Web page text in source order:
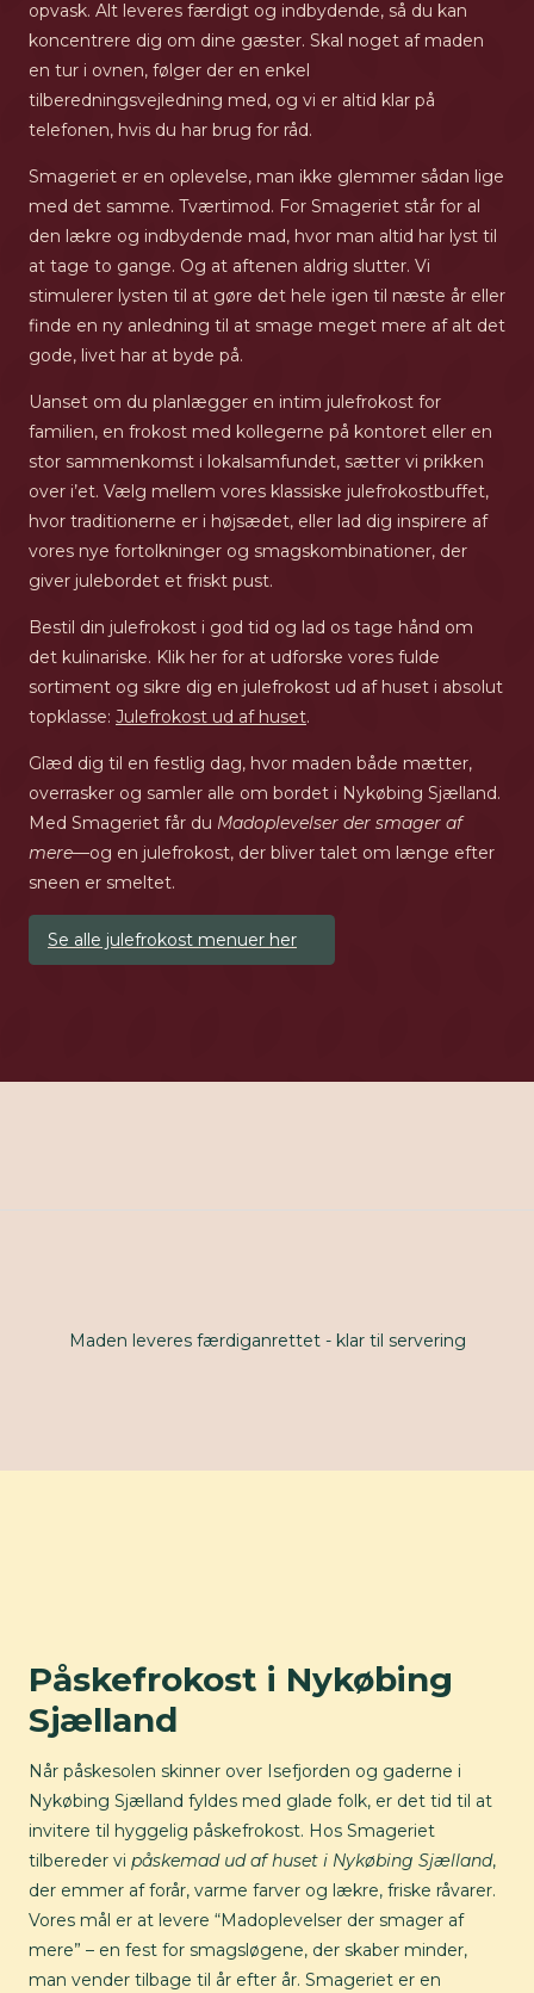
opvask. Alt leveres færdigt og indbydende, så du kan
koncentrere dig om dine gæster. Skal noget af maden
en tur i ovnen, følger der en enkel
tilberedningsvejledning med, og vi er altid klar på
telefonen, hvis du har brug for råd.
Smageriet er en oplevelse, man ikke glemmer sådan lige
med det samme. Tværtimod. For Smageriet står for al
den lækre og indbydende mad, hvor man altid har lyst til
at tage to gange. Og at aftenen aldrig slutter. Vi
stimulerer lysten til at gøre det hele igen til næste år eller
finde en ny anledning til at smage meget mere af alt det
gode, livet har at byde på.
Uanset om du planlægger en intim julefrokost for
familien, en frokost med kollegerne på kontoret eller en
stor sammenkomst i lokalsamfundet, sætter vi prikken
over i’et. Vælg mellem vores klassiske julefrokostbuffet,
hvor traditionerne er i højsædet, eller lad dig inspirere af
vores nye fortolkninger og smagskombinationer, der
giver julebordet et friskt pust.
Bestil din julefrokost i god tid og lad os tage hånd om
det kulinariske. Klik her for at udforske vores fulde
sortiment og sikre dig en julefrokost ud af huset i absolut
topklasse: Julefrokost ud af huset.
Glæd dig til en festlig dag, hvor maden både mætter,
overrasker og samler alle om bordet i Nykøbing Sjælland.
Med Smageriet får du Madoplevelser der smager af
mere—og en julefrokost, der bliver talet om længe efter
sneen er smeltet.
Se alle julefrokost menuer her
Maden leveres færdiganrettet - klar til servering
Påskefrokost i Nykøbing
Sjælland
Når påskesolen skinner over Isefjorden og gaderne i
Nykøbing Sjælland fyldes med glade folk, er det tid til at
invitere til hyggelig påskefrokost. Hos Smageriet
tilbereder vi påskemad ud af huset i Nykøbing Sjælland,
der emmer af forår, varme farver og lækre, friske råvarer.
Vores mål er at levere “Madoplevelser der smager af
mere” – en fest for smagsløgene, der skaber minder,
man vender tilbage til år efter år. Smageriet er en